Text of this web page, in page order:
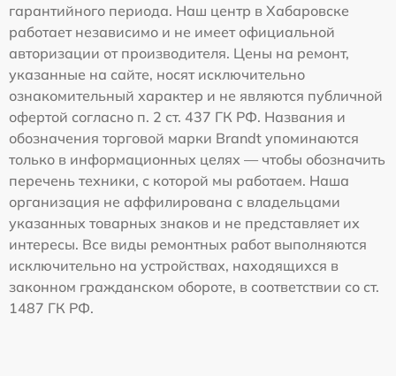
гарантийного периода. Наш центр в Хабаровске
работает независимо и не имеет официальной
авторизации от производителя. Цены на ремонт,
указанные на сайте, носят исключительно
ознакомительный характер и не являются публичной
офертой согласно п. 2 ст. 437 ГК РФ. Названия и
обозначения торговой марки Brandt упоминаются
только в информационных целях — чтобы обозначить
перечень техники, с которой мы работаем. Наша
организация не аффилирована с владельцами
указанных товарных знаков и не представляет их
интересы. Все виды ремонтных работ выполняются
исключительно на устройствах, находящихся в
законном гражданском обороте, в соответствии со ст.
1487 ГК РФ.